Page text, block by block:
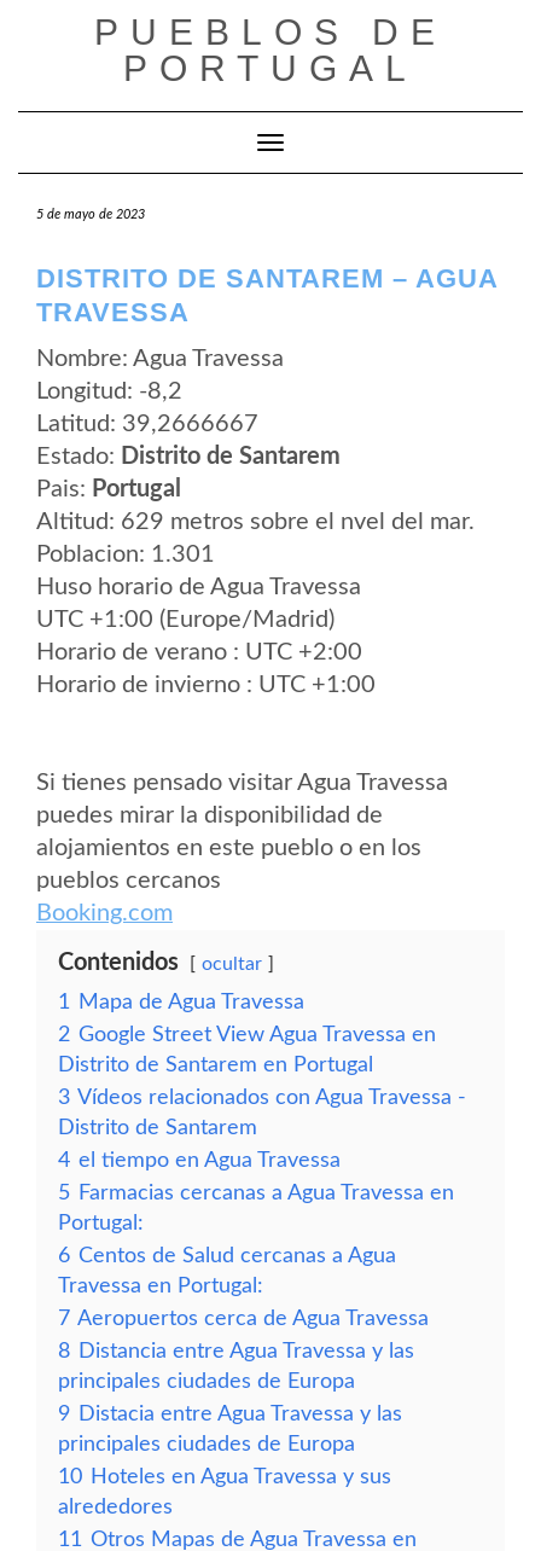
PUEBLOS DE
PORTUGAL
Cambiar modo de navegación
5 de mayo de 2023
DISTRITO DE SANTAREM – AGUA
TRAVESSA
Nombre: Agua Travessa
Longitud: -8,2
Latitud: 39,2666667
Estado: Distrito de Santarem
Pais: Portugal
Altitud: 629 metros sobre el nvel del mar.
Poblacion: 1.301
Huso horario de Agua Travessa
UTC +1:00 (Europe/Madrid)
Horario de verano : UTC +2:00
Horario de invierno : UTC +1:00
Si tienes pensado visitar Agua Travessa
puedes mirar la disponibilidad de
alojamientos en este pueblo o en los
pueblos cercanos
Booking.com
Contenidos ocultar
1
Mapa de Agua Travessa
2 Google Street View Agua Travessa en
Distrito de Santarem en Portugal
3 Vídeos relacionados con Agua Travessa -
Distrito de Santarem
4 el tiempo en Agua Travessa
5 Farmacias cercanas a Agua Travessa en
Portugal:
6 Centos de Salud cercanas a Agua
Travessa en Portugal:
7 Aeropuertos cerca de Agua Travessa
8 Distancia entre Agua Travessa y las
principales ciudades de Europa
9 Distacia entre Agua Travessa y las
principales ciudades de Europa
10 Hoteles en Agua Travessa y sus
alrededores
11 Otros Mapas de Agua Travessa en